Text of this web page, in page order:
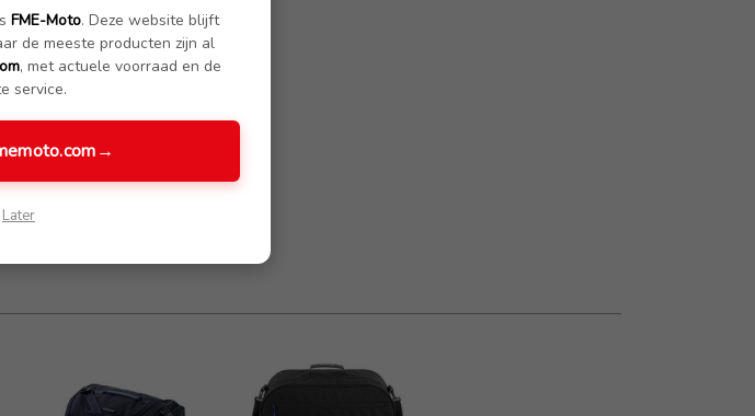
FME-Moto. Deze website blijft
de meeste producten zijn al
, met actuele voorraad en de
service.
→
Later